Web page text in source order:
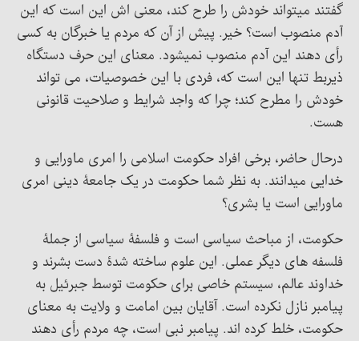
گفتند میتواند خودش را طرح کند، معنی اش این است که این
آدم منصوب است؟ خیر. پیش از آن که مردم یا خبرگان به کسی
رأی دهند این آدم منصوب نمیشود. معنای این حرف دستگاه
ذیربط تنها این است که، فردی با این خصوصیات، می تواند
خودش را مطرح کند؛ چرا که واجد شرایط و صلاحیت قانونی
هست.
درحال حاضر، برخی افراد حکومت اسلامی را امری ماورایی و
خدایی میدانند. به نظر شما حکومت در یک جامعۀ دینی امری
ماورایی است یا بشری؟
حکومت، از مباحث سیاسی است و فلسفۀ سیاسی از جملۀ
فلسفه های دیگر عملی. این علوم ساخته شدۀ دست بشرند و
خداوند عالم، سیستم خاصی برای حکومت توسط جبرئیل به
پیامبر نازل نکرده است. آقایان بین امامت و ولایت به معنای
حکومت، خلط کرده اند. پیامبر نبی است، چه مردم رأی دهند